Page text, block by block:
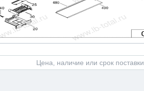
Цена, наличие или срок поставки